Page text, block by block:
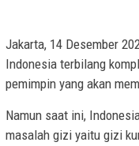
Jakarta, 14 Desember
Indonesia terbilang
pemimpin yang akan
Namun saat ini,
masalah gizi yaitu gizi